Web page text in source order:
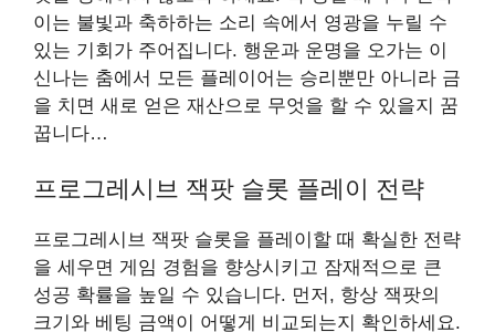
이는 불빛과 축하하는 소리 속에서 영광을 누릴 수
있는 기회가 주어집니다. 행운과 운명을 오가는 이
신나는 춤에서 모든 플레이어는 승리뿐만 아니라 금
을 치면 새로 얻은 재산으로 무엇을 할 수 있을지 꿈
꿉니다…
프로그레시브 잭팟 슬롯 플레이 전략
프로그레시브 잭팟 슬롯을 플레이할 때 확실한 전략
을 세우면 게임 경험을 향상시키고 잠재적으로 큰
성공 확률을 높일 수 있습니다. 먼저, 항상 잭팟의
크기와 베팅 금액이 어떻게 비교되는지 확인하세요.